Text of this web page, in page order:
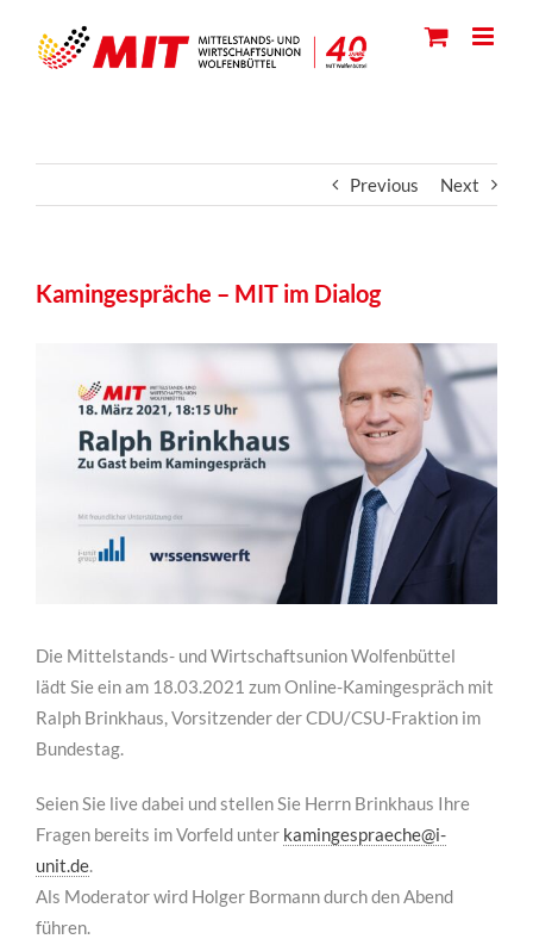
content
Previous Next
Kamingespräche – MIT im Dialog
Larger
Image
Die Mittelstands- und Wirtschaftsunion Wolfenbüttel
lädt Sie ein am 18.03.2021 zum Online-Kamingespräch mit
Ralph Brinkhaus, Vorsitzender der CDU/CSU-Fraktion im
Bundestag.
Seien Sie live dabei und stellen Sie Herrn Brinkhaus Ihre
Fragen bereits im Vorfeld unter kamingespraeche@i-
unit.de
Als Moderator wird Holger Bormann durch den Abend
führen.